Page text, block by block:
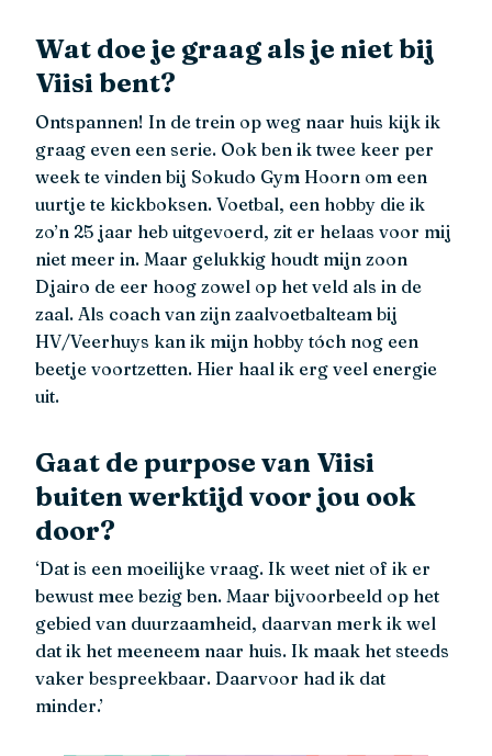
Wat doe je graag als je niet bij
Viisi bent?
Ontspannen! In de trein op weg naar huis kijk ik
graag even een serie. Ook ben ik twee keer per
week te vinden bij Sokudo Gym Hoorn om een
uurtje te kickboksen. Voetbal, een hobby die ik
zo’n 25 jaar heb uitgevoerd, zit er helaas voor mij
niet meer in. Maar gelukkig houdt mijn zoon
Djairo de eer hoog zowel op het veld als in de
zaal. Als coach van zijn zaalvoetbalteam bij
HV/Veerhuys kan ik mijn hobby tóch nog een
beetje voortzetten. Hier haal ik erg veel energie
uit.
Gaat de purpose van Viisi
buiten werktijd voor jou ook
door?
‘Dat is een moeilijke vraag. Ik weet niet of ik er
bewust mee bezig ben. Maar bijvoorbeeld op het
gebied van duurzaamheid, daarvan merk ik wel
dat ik het meeneem naar huis. Ik maak het steeds
vaker bespreekbaar. Daarvoor had ik dat
minder.’